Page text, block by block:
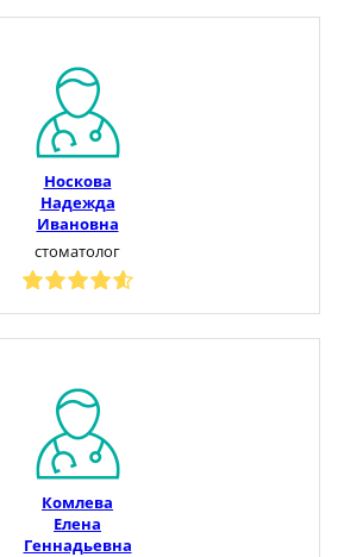
Носкова
Надежда
Ивановна
стоматолог
Комлева
Елена
Геннадьевна